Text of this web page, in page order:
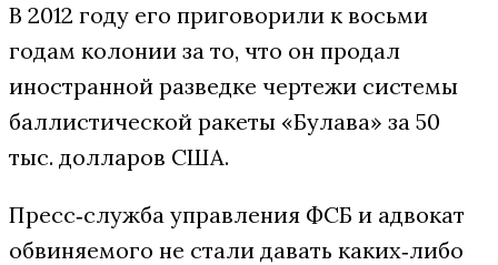
В 2012 году его приговорили к восьми
годам колонии за то, что он продал
иностранной разведке чертежи системы
баллистической ракеты «Булава» за 50
тыс. долларов США.
Пресс‑служба управления ФСБ и адвокат
обвиняемого не стали давать каких‑либо